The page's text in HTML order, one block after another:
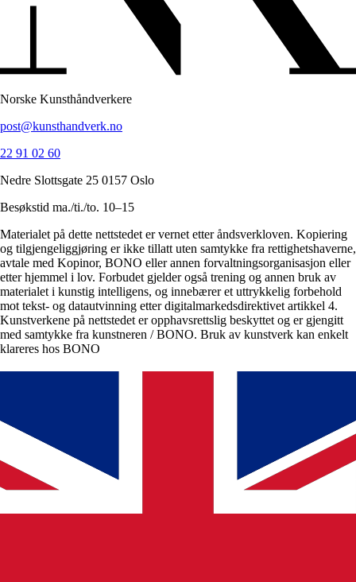
Norske Kunsthåndverkere
post@kunsthandverk.no
22 91 02 60
Nedre Slottsgate 25 0157 Oslo
Besøkstid ma./ti./to. 10–15
Materialet på dette nettstedet er vernet etter åndsverkloven. Kopiering
og tilgjengeliggjøring er ikke tillatt uten samtykke fra rettighetshaverne,
avtale med Kopinor, BONO eller annen forvaltningsorganisasjon eller
etter hjemmel i lov. Forbudet gjelder også trening og annen bruk av
materialet i kunstig intelligens, og innebærer et uttrykkelig forbehold
mot tekst- og datautvinning etter digitalmarkedsdirektivet artikkel 4.
Kunstverkene på nettstedet er opphavsrettslig beskyttet og er gjengitt
med samtykke fra kunstneren / BONO. Bruk av kunstverk kan enkelt
klareres hos BONO